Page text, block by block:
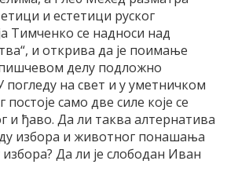
и естетици руског
Тимченко се надноси над
и открива да је поимање
делу подложно
погледу на свет и у уметничком
постоје само две силе које се
и ђаво. Да ли таква алтернатива
избора и животног понашања
избора? Да ли је слободан Иван